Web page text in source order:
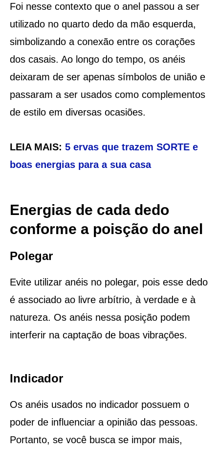
Foi nesse contexto que o anel passou a ser
utilizado no quarto dedo da mão esquerda,
simbolizando a conexão entre os corações
dos casais. Ao longo do tempo, os anéis
deixaram de ser apenas símbolos de união e
passaram a ser usados como complementos
de estilo em diversas ocasiões.
LEIA MAIS: 5 ervas que trazem SORTE e
boas energias para a sua casa
Energias de cada dedo
conforme a poisção do anel
Polegar
Evite utilizar anéis no polegar, pois esse dedo
é associado ao livre arbítrio, à verdade e à
natureza. Os anéis nessa posição podem
interferir na captação de boas vibrações.
Indicador
Os anéis usados no indicador possuem o
poder de influenciar a opinião das pessoas.
Portanto, se você busca se impor mais,